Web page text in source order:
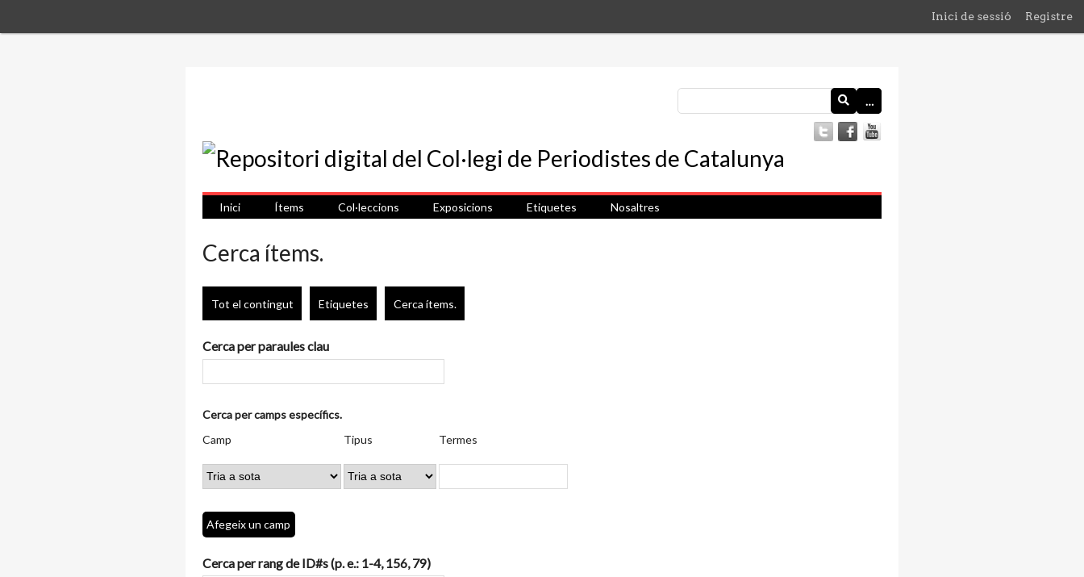
Inici de sessió Registre
…
Inici Ítems Col·leccions Exposicions Etiquetes Nosaltres
Cerca ítems.
Tot el contingut Etiquetes Cerca ítems.
Cerca per paraules clau
Nombre
files
a
"Cerca
camps
específics.":
Cerca per camps específics.
de
cerca
de
cerca
de
cerca
Joiner
Camp Tipus Termes
Afegeix un camp
Cerca per rang de ID#s (p. e.: 1-4, 156, 79)